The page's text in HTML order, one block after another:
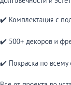
✔️ Комплектация с
✔️ 500+ декоров и
✔️ Покраска по всему